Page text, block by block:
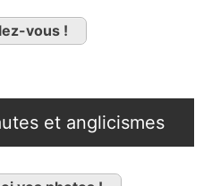
vous !
et anglicismes